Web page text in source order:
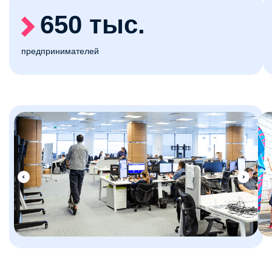
650 тыс.
предпринимателей